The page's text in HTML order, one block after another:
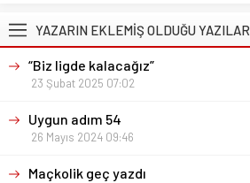
YAZARIN EKLEMİŞ OLDUĞU YAZILAR
“Biz ligde kalacağız”
23 Şubat 2025 07:02
Uygun adım 54
26 Mayıs 2024 09:46
Maçkolik geç yazdı